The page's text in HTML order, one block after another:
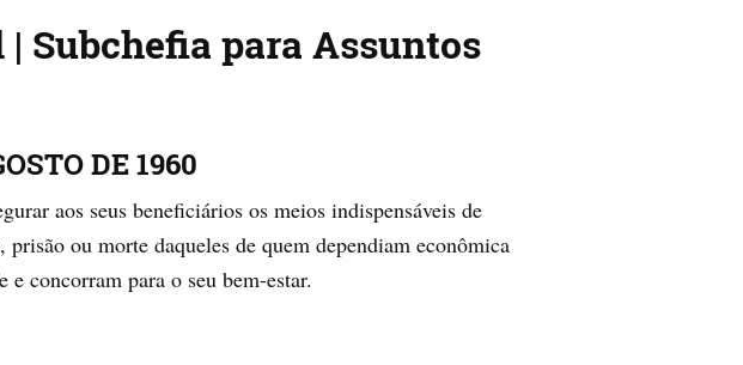
Subchefia para Assuntos
DE 1960
aos seus beneficiários os meios indispensáveis de
ou morte daqueles de quem dependiam econômica
e concorram para o seu bem-estar.